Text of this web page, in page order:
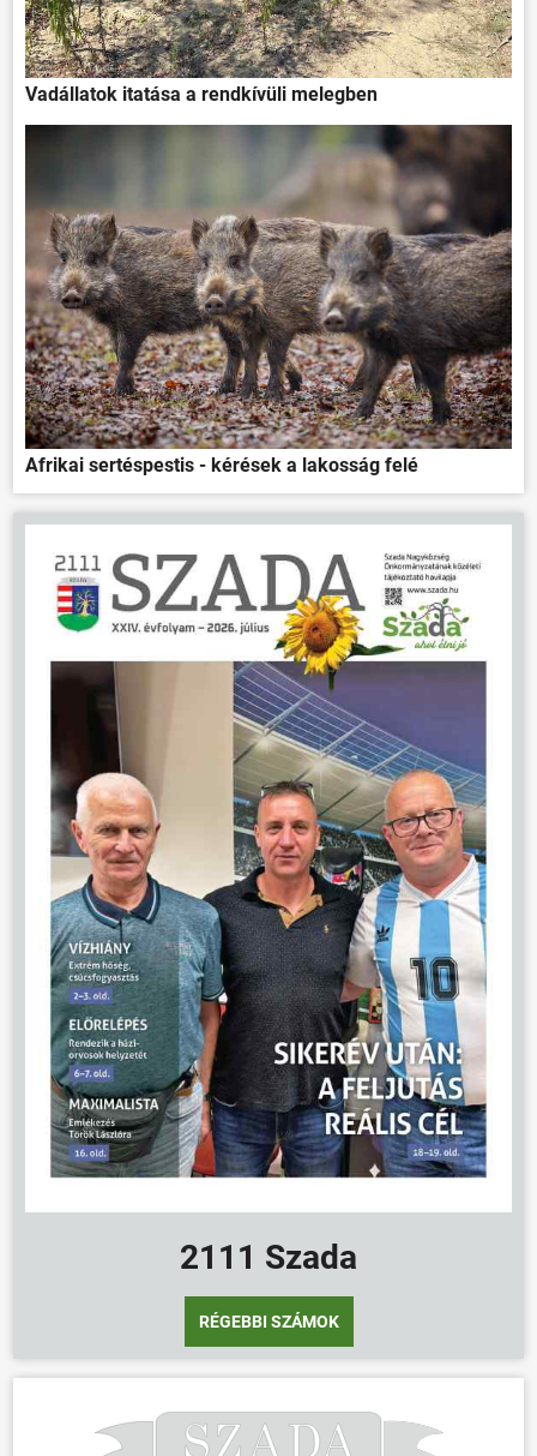
Vadállatok itatása a rendkívüli melegben
Afrikai sertéspestis - kérések a lakosság felé
2111 Szada
RÉGEBBI SZÁMOK